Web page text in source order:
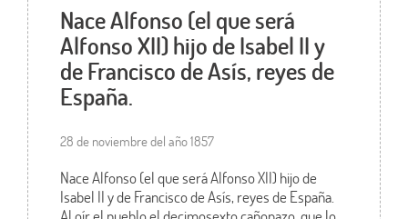
Nace Alfonso (el que será
Alfonso XII) hijo de Isabel II y
de Francisco de Asís, reyes de
España.
28 de noviembre del año 1857
Nace Alfonso (el que será Alfonso XII) hijo de
Isabel II y de Francisco de Asís, reyes de España.